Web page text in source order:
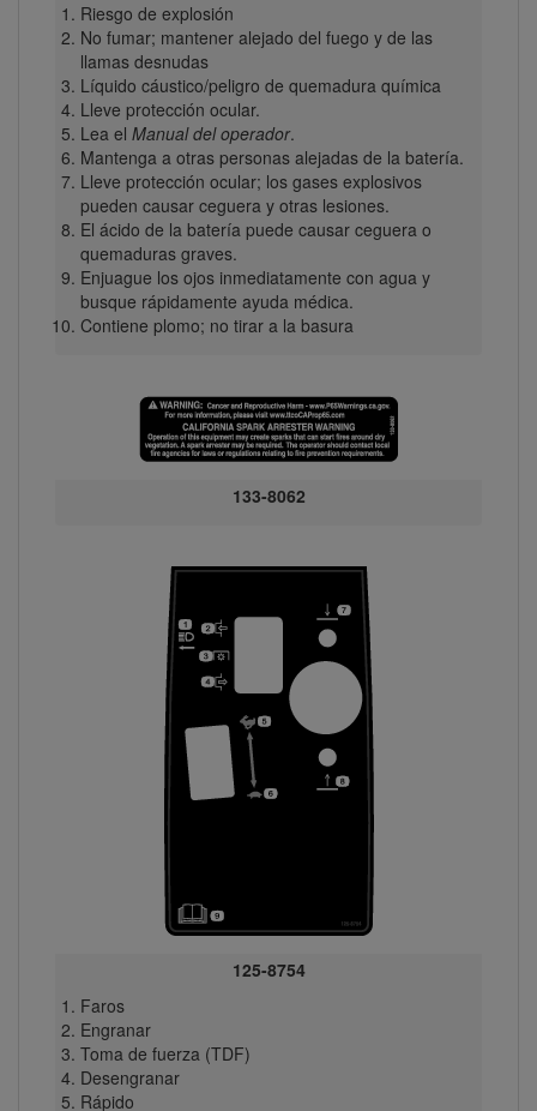
Riesgo de explosión
No fumar; mantener alejado del fuego y de las
llamas desnudas
Líquido cáustico/peligro de quemadura química
Lleve protección ocular.
Lea el Manual del operador.
Mantenga a otras personas alejadas de la batería.
Lleve protección ocular; los gases explosivos
pueden causar ceguera y otras lesiones.
El ácido de la batería puede causar ceguera o
quemaduras graves.
Enjuague los ojos inmediatamente con agua y
busque rápidamente ayuda médica.
Contiene plomo; no tirar a la basura
133-8062
125-8754
Faros
Engranar
Toma de fuerza (TDF)
Desengranar
Rápido